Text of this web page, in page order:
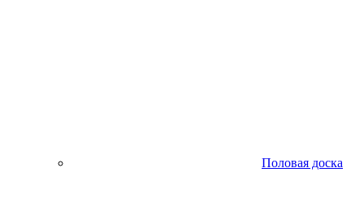
Половая доска